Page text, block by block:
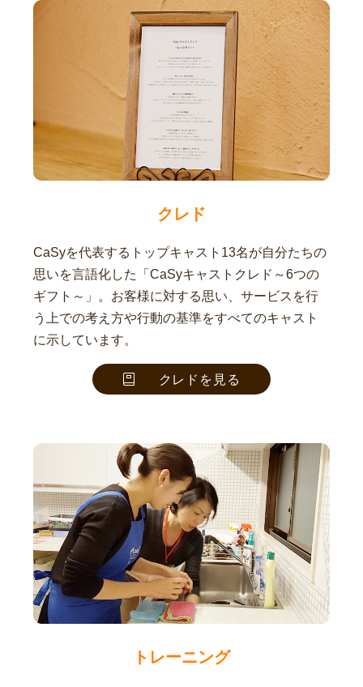
クレド
CaSyを代表するトップキャスト13名が自分たちの
思いを言語化した「CaSyキャストクレド～6つの
ギフト～」。お客様に対する思い、サービスを行
う上での考え方や行動の基準をすべてのキャスト
に示しています。
クレドを見る
トレーニング